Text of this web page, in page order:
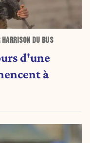
DU BUS
d'une
à